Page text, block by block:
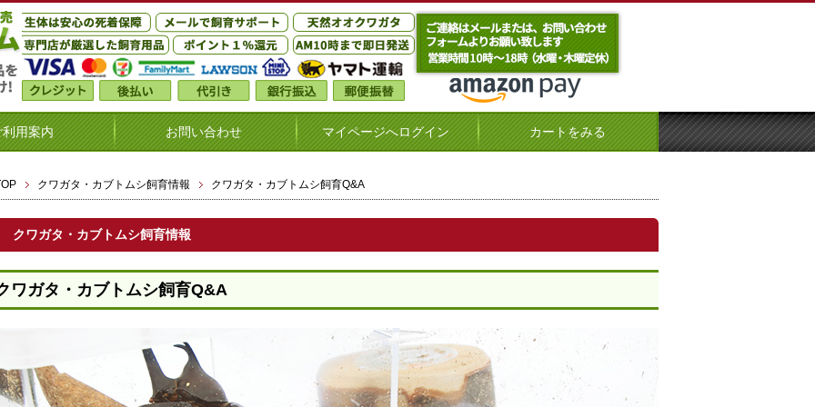
利用案内 お問い合わせ マイページへログイン カートをみる
クワガタ・カブトムシ飼育情報 クワガタ・カブトムシ飼育Q&A
クワガタ・カブトムシ飼育情報
ワガタ・カブトムシ飼育Q&A